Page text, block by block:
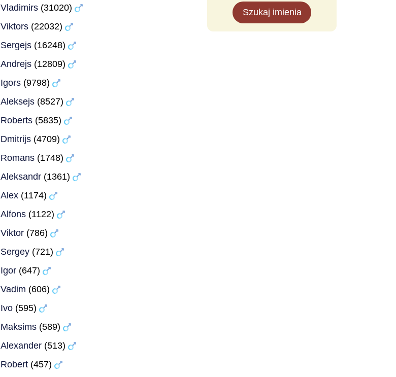
Vladimirs(31020)
Viktors(22032)
Sergejs(16248)
Andrejs(12809)
Igors(9798)
Aleksejs(8527)
Roberts(5835)
Dmitrijs(4709)
Romans(1748)
Aleksandr(1361)
Alex(1174)
Alfons(1122)
Viktor(786)
Sergey(721)
Igor(647)
Vadim (606)
Ivo(595)
Maksims(589)
Alexander(513)
Robert(457)
Szukaj imienia